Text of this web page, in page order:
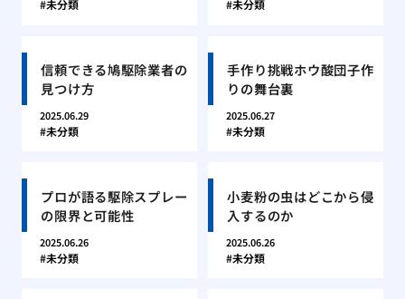
未分類 未分類
信頼できる鳩駆除業者の
見つけ方
2025.06.29
未分類
手作り挑戦ホウ酸団子作
りの舞台裏
2025.06.27
未分類
プロが語る駆除スプレー
の限界と可能性
2025.06.26
未分類
小麦粉の虫はどこから侵
入するのか
2025.06.26
未分類